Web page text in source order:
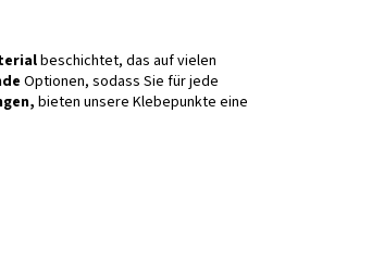
beschichtet, das auf vielen
Optionen, sodass Sie für jede
bieten unsere Klebepunkte eine